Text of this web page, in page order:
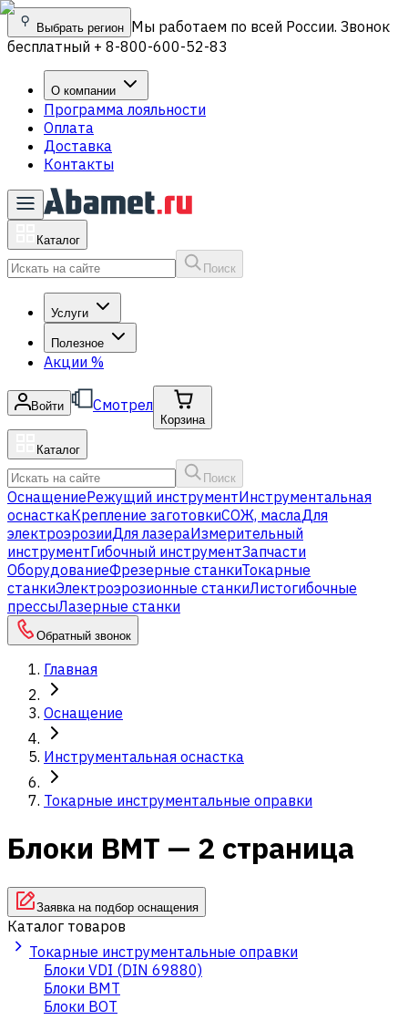
Выбрать регион Мы работаем по всей России. Звонок
бесплатный + 8-800-600-52-83
О компании
Программа лояльности
Оплата
Доставка
Контакты
Каталог
Поиск
Услуги
Полезное
Акции %
Войти Смотрел
Корзина
Каталог
Поиск
ОснащениеРежущий инструментИнструментальная
оснасткаКрепление заготовкиСОЖ, маслаДля
электроэрозииДля лазераИзмерительный
инструментГибочный инструментЗапчасти
ОборудованиеФрезерные станкиТокарные
станкиЭлектроэрозионные станкиЛистогибочные
прессыЛазерные станки
Обратный звонок
Главная
Оснащение
Инструментальная оснастка
Токарные инструментальные оправки
Блоки BMT — 2 страница
Заявка на подбор оснащения
Каталог товаров
Токарные инструментальные оправки
Блоки VDI (DIN 69880)
Блоки BMT
Блоки BOT